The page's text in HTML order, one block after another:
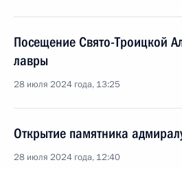
Посещение Свято-Троицкой
лавры
28 июля 2024 года, 13:25
Открытие памятника
28 июля 2024 года, 12:40